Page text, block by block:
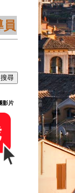
員
影片